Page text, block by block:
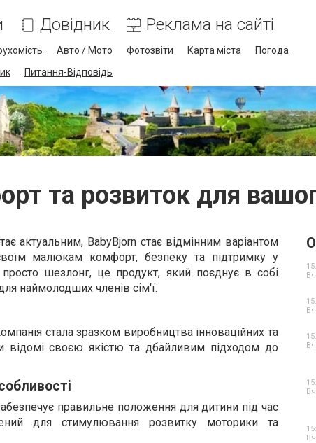
Довідник Реклама на сайті
Авто / Мото Фотозвіти Карта міста
Погода
Питання-Відповідь
та розвиток для
актуальним, BabyBjorn стає відмінним варіантом
малюкам комфорт, безпеку та підтримку у
шезлонг, це продукт, який поєднує в собі
наймолодших членів сім'ї.
стала зразком виробництва інноваційних та
відомі своєю якістю та дбайливим підходом до
правильне положення для дитини під час
для стимулювання розвитку моторики та